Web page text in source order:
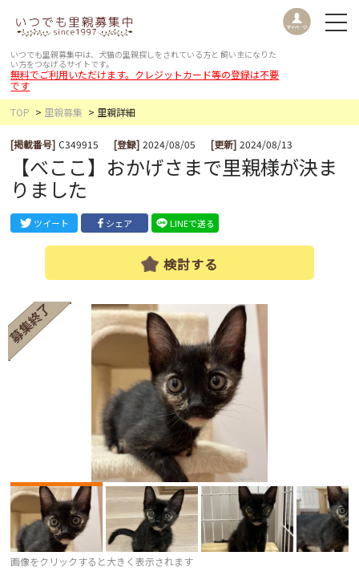
いつでも里親募集中は、犬猫の里親探しをされている方と 飼い主になりた
い方をつなげるサイトです。
無料でご利用いただけます。クレジットカード等の登録は不要
です
TOP
里親募集 里親詳細
[掲載番号] C349915 [登録] 2024/08/05 [更新] 2024/08/13
【べここ】おかげさまで里親様が決ま
りました
ツイート シェア LINEで送る
検討する
画像をクリックすると大きく表示されます